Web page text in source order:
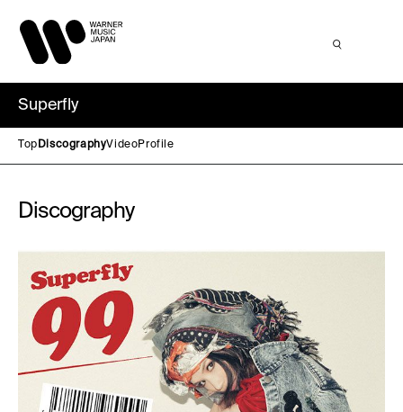
Superfly
Top DiscographyVideoProfile
Discography